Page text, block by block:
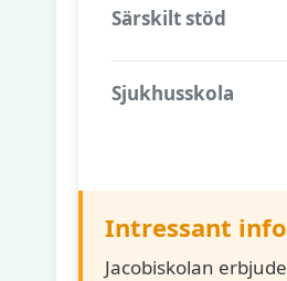
Särskilt stöd
Sjukhusskola
Intressant
Jacobiskolan